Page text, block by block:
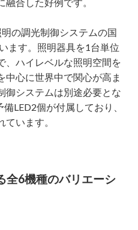
合した好例です。
の調光制御システムの国
ます。照明器具を1台単位
、ハイレベルな照明空間を
中心に世界中で関心が高ま
御システムは別途必要とな
LED2個が付属しており、
います。
全6機種のバリエーシ